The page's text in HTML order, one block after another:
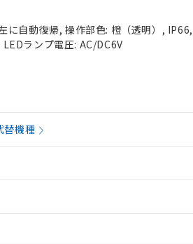
自動復帰, 操作部色: 橙（透明）,
ランプ電圧: AC/DC6V
替機種